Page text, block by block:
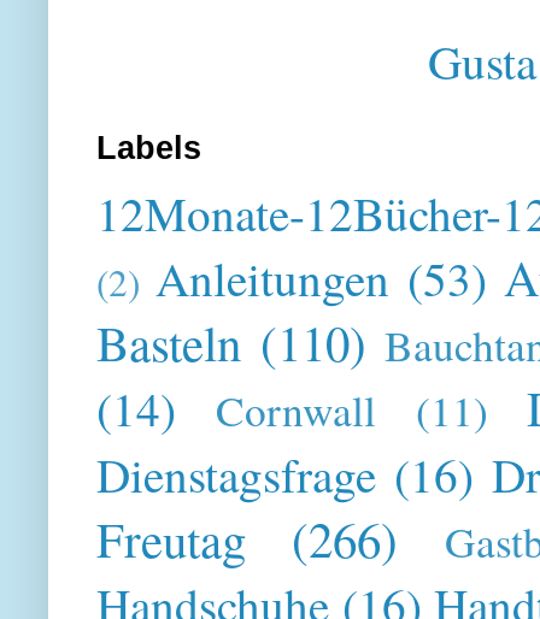
Labels
12Monate-12Bücher-
(2) Anleitungen (53)
Basteln (110)
(14) Cornwall (11)
Dienstagsfrage (16)
Freutag (266)
Handschuhe (16)